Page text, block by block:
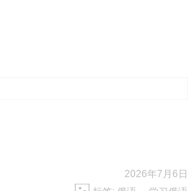
2026年7月6日